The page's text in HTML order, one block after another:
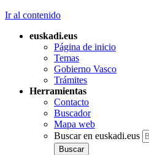
Ir al contenido
euskadi.eus
Página de inicio
Temas
Gobierno Vasco
Trámites
Herramientas
Contacto
Buscador
Mapa web
Buscar en euskadi.eus